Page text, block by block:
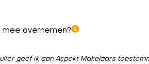
overnemen?
geef ik aan Aspekt Makelaars